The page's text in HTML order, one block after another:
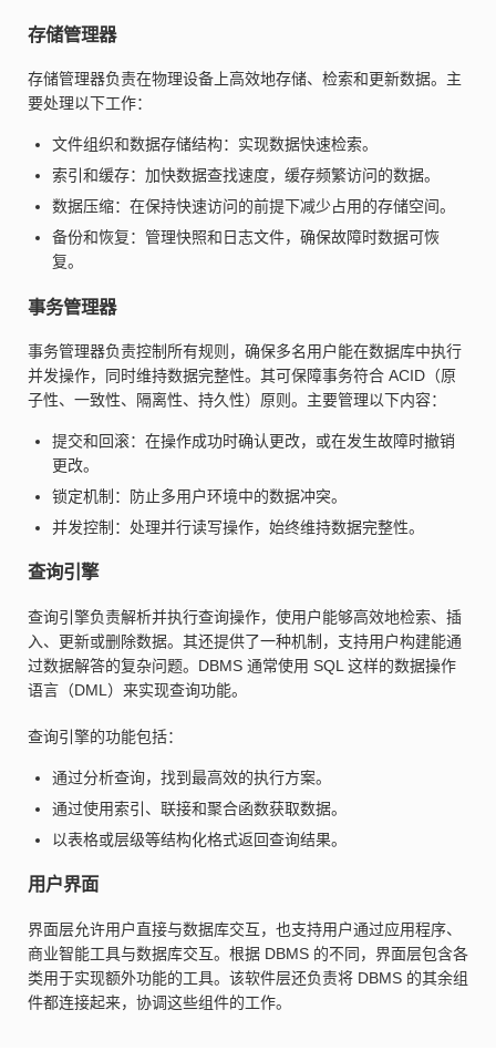
存储管理器
存储管理器负责在物理设备上高效地存储、检索和更新数据。主
要处理以下工作：
文件组织和数据存储结构：实现数据快速检索。
索引和缓存：加快数据查找速度，缓存频繁访问的数据。
数据压缩：在保持快速访问的前提下减少占用的存储空间。
备份和恢复：管理快照和日志文件，确保故障时数据可恢
复。
事务管理器
事务管理器负责控制所有规则，确保多名用户能在数据库中执行
并发操作，同时维持数据完整性。其可保障事务符合 ACID（原
子性、一致性、隔离性、持久性）原则。主要管理以下内容：
提交和回滚：在操作成功时确认更改，或在发生故障时撤销
更改。
锁定机制：防止多用户环境中的数据冲突。
并发控制：处理并行读写操作，始终维持数据完整性。
查询引擎
查询引擎负责解析并执行查询操作，使用户能够高效地检索、插
入、更新或删除数据。其还提供了一种机制，支持用户构建能通
过数据解答的复杂问题。DBMS 通常使用 SQL 这样的数据操作
语言（DML）来实现查询功能。
查询引擎的功能包括：
通过分析查询，找到最高效的执行方案。
通过使用索引、联接和聚合函数获取数据。
以表格或层级等结构化格式返回查询结果。
用户界面
界面层允许用户直接与数据库交互，也支持用户通过应用程序、
商业智能工具与数据库交互。根据 DBMS 的不同，界面层包含各
类用于实现额外功能的工具。该软件层还负责将 DBMS 的其余组
件都连接起来，协调这些组件的工作。